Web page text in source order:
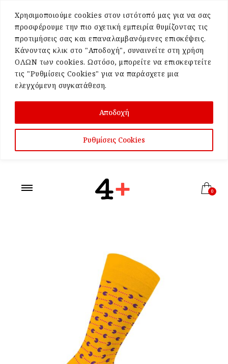
Χρησιμοποιούμε cookies στον ιστότοπό μας για να σας
προσφέρουμε την πιο σχετική εμπειρία θυμίζοντας τις
προτιμήσεις σας και επαναλαμβανόμενες επισκέψεις.
Κάνοντας κλικ στο "Αποδοχή", συναινείτε στη χρήση
ΟΛΩΝ των cookies. Ωστόσο, μπορείτε να επισκεφτείτε
τις "Ρυθμίσεις Cookies" για να παράσχετε μια
ελεγχόμενη συγκατάθεση.
Ρυθμίσεις Cookies
Αποδοχή
0